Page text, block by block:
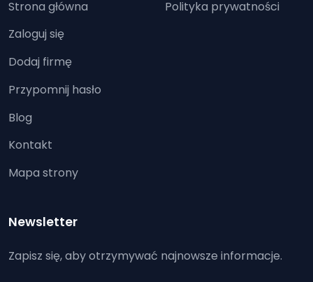
Strona główna
Zaloguj się
Dodaj firmę
Przypomnij hasło
Blog
Kontakt
Mapa strony
Polityka prywatności
Newsletter
Zapisz się, aby otrzymywać najnowsze informacje.